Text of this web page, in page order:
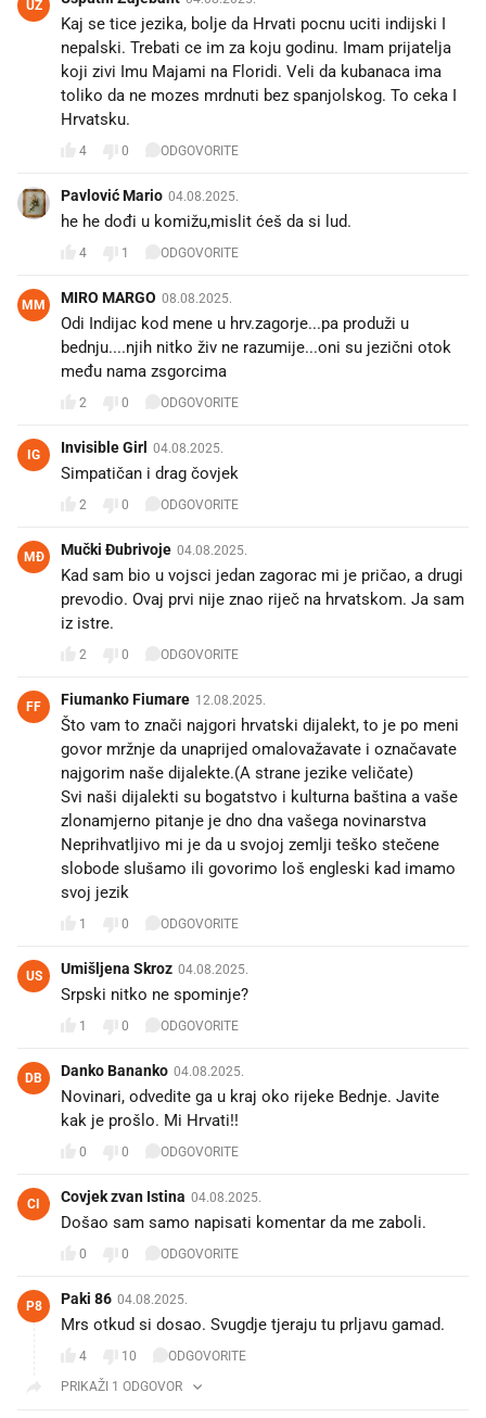
UZ
Kaj se tice jezika, bolje da Hrvati pocnu uciti indijski I
nepalski. Trebati ce im za koju godinu. Imam prijatelja
koji zivi Imu Majami na Floridi. Veli da kubanaca ima
toliko da ne mozes mrdnuti bez spanjolskog. To ceka I
Hrvatsku.
4 0 ODGOVORITE
Pavlović Mario 04.08.2025.
he he dođi u komižu,mislit ćeš da si lud.
4 1 ODGOVORITE
MM MIRO MARGO 08.08.2025.
Odi Indijac kod mene u hrv.zagorje...pa produži u
bednju....njih nitko živ ne razumije...oni su jezični otok
među nama zsgorcima 😅
2 0 ODGOVORITE
IG Invisible Girl 04.08.2025.
Simpatičan i drag čovjek 🤗🥰
2 0 ODGOVORITE
MĐ Mučki Đubrivoje 04.08.2025.
Kad sam bio u vojsci jedan zagorac mi je pričao, a drugi
prevodio. Ovaj prvi nije znao riječ na hrvatskom. Ja sam
iz istre.
2 0 ODGOVORITE
FF Fiumanko Fiumare 12.08.2025.
Što vam to znači najgori hrvatski dijalekt, to je po meni
govor mržnje da unaprijed omalovažavate i označavate
najgorim naše dijalekte.(A strane jezike veličate)
Svi naši dijalekti su bogatstvo i kulturna baština a vaše
zlonamjerno pitanje je dno dna vašega novinarstva
Neprihvatljivo mi je da u svojoj zemlji teško stečene
slobode slušamo ili govorimo loš engleski kad imamo
svoj jezik
1 0 ODGOVORITE
US Umišljena Skroz 04.08.2025.
Srpski nitko ne spominje?
1 0 ODGOVORITE
DB Danko Bananko 04.08.2025.
Novinari, odvedite ga u kraj oko rijeke Bednje. Javite
kak je prošlo. Mi Hrvati!!
0 0 ODGOVORITE
CI Covjek zvan Istina 04.08.2025.
Došao sam samo napisati komentar da me zaboli.
0 0 ODGOVORITE
P8 Paki 86 04.08.2025.
Mrs otkud si dosao. Svugdje tjeraju tu prljavu gamad.
4 10
ODGOVORITE
PRIKAŽI 1 ODGOVOR